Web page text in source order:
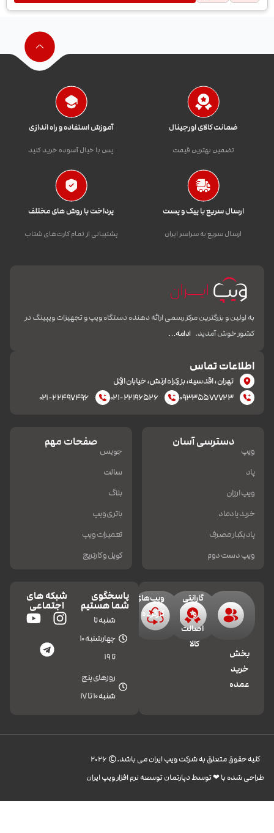
ضمانت کالای اورجینال
تضمین بهترین قیمت
آموزش استفاده و راه اندازی
پس با خیال آسوده خرید کنید
ارسال سریع با پیک و پست
ارسال سریع به سراسر ایران
پرداخت با روش های مختلف
پشتیبانی از تمام کارت‌های شتاب
به اولین و بزرگترین مرکز رسمی ارائه دهنده دستگاه ویپ و تجهیزات ویپینگ در
کشور خوش آمدید. ادامه…
اطلاعات تماس
تهران، اقدسیه، بزرکراه ارتش، خیابان ازگل
۰۹۳۳۵۵۷۷۷۲۳
۰۲۱-۲۲۱۹۶۵۲۶ ۰۲۱-۲۲۴۹۷۴۹۶
دسترسی آسان
ویپ
پاد
ویپ ارزان
خرید پادماد
پاد یکبار مصرف
ویپ دست دوم
صفحات مهم
جویس
سالت
بلاگ
باتری ویپ
تعمیرات ویپ
کویل و کارتریج
بخش
خرید
عمده
گارانتی
و
اصالت
کالا
ویپ‌های
کارکرده
پاسخگوی
شما هستیم
شنبه تا
چهارشنبه 10
تا 19
روزهای پنج
شنبه 10 تا 17
شبکه های
اجتماعی
کليه حقوق متعلق به شرکت ویپ ایران می باشد.© 2026
طراحی شده با ❤︎ توسط دپارتمان توسعه نرم افزار ویپ ایران